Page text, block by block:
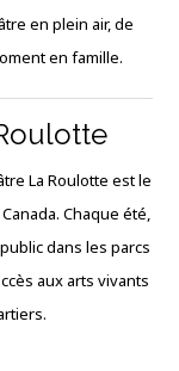
en plein air, de
en famille.
La Roulotte est le
Chaque été,
dans les parcs
aux arts vivants